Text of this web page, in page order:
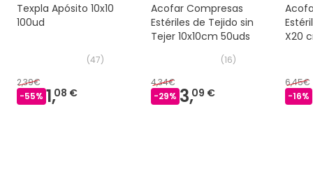
Texpla Apósito 10x10
100ud
(47)
2,39€
-55% 1,08 €
Acofar Compresas
Estériles de Tejido sin
Tejer 10x10cm 50uds
(16)
4,34€
-29% 3,09 €
X20
6,45€
-16%